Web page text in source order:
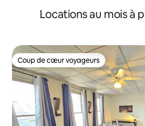
Locations au mois à
Coup de cœur voyageurs
Coup de cœur voyageurs